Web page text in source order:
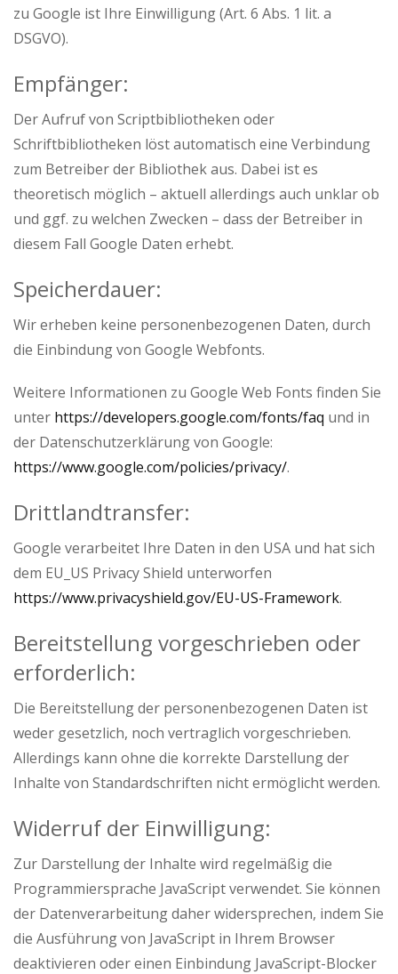
zu Google ist Ihre Einwilligung (Art. 6 Abs. 1 lit. a
DSGVO).
Empfänger:
Der Aufruf von Scriptbibliotheken oder
Schriftbibliotheken löst automatisch eine Verbindung
zum Betreiber der Bibliothek aus. Dabei ist es
theoretisch möglich – aktuell allerdings auch unklar ob
und ggf. zu welchen Zwecken – dass der Betreiber in
diesem Fall Google Daten erhebt.
Speicherdauer:
Wir erheben keine personenbezogenen Daten, durch
die Einbindung von Google Webfonts.
Weitere Informationen zu Google Web Fonts finden Sie
unter https://developers.google.com/fonts/faq und in
der Datenschutzerklärung von Google:
https://www.google.com/policies/privacy/.
Drittlandtransfer:
Google verarbeitet Ihre Daten in den USA und hat sich
dem EU_US Privacy Shield unterworfen
https://www.privacyshield.gov/EU-US-Framework.
Bereitstellung vorgeschrieben oder
erforderlich:
Die Bereitstellung der personenbezogenen Daten ist
weder gesetzlich, noch vertraglich vorgeschrieben.
Allerdings kann ohne die korrekte Darstellung der
Inhalte von Standardschriften nicht ermöglicht werden.
Widerruf der Einwilligung:
Zur Darstellung der Inhalte wird regelmäßig die
Programmiersprache JavaScript verwendet. Sie können
der Datenverarbeitung daher widersprechen, indem Sie
die Ausführung von JavaScript in Ihrem Browser
deaktivieren oder einen Einbindung JavaScript-Blocker